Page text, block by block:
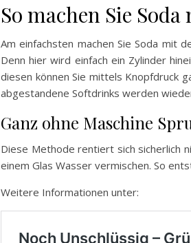
So machen Sie
Am einfachsten machen Sie Soda mit
Denn hier wird einfach ein Zylinder
diesen können Sie mittels Knopfdruck
abgestandene Softdrinks werden
Ganz ohne Maschine
Diese Methode rentiert sich sicherlich
einem Glas Wasser vermischen. So
Weitere Informationen unter: